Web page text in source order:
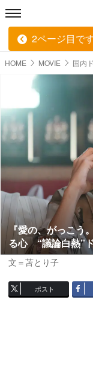
HOME MUSIC
HOME MOVIE 国内
『愛の、がっこう
る心 “議論白熱”
文＝苫とり子
ポスト
2ページ目で